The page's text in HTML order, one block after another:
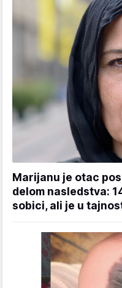
Marijanu je otac
delom nasledstva:
sobici, ali je u